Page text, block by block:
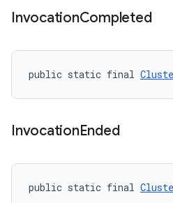
InvocationCompleted
public static final
InvocationEnded
public static final